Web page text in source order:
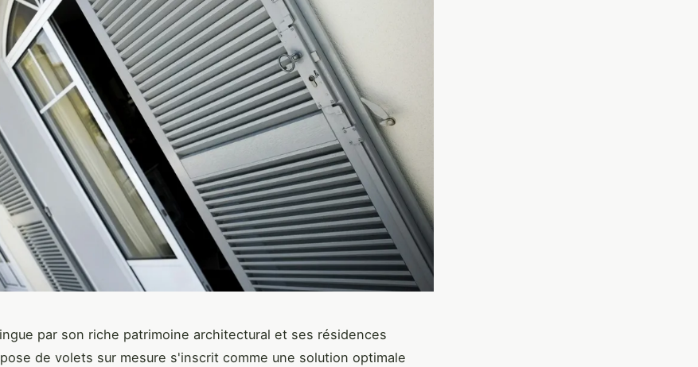
par son riche patrimoine architectural et ses résidences
de volets sur mesure s'inscrit comme une solution optimale